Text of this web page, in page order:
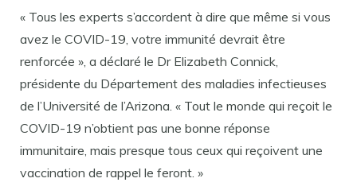
« Tous les experts s’accordent à dire que même si vous
avez le COVID-19, votre immunité devrait être
renforcée », a déclaré le Dr Elizabeth Connick,
présidente du Département des maladies infectieuses
de l’Université de l’Arizona. « Tout le monde qui reçoit le
COVID-19 n’obtient pas une bonne réponse
immunitaire, mais presque tous ceux qui reçoivent une
vaccination de rappel le feront. »